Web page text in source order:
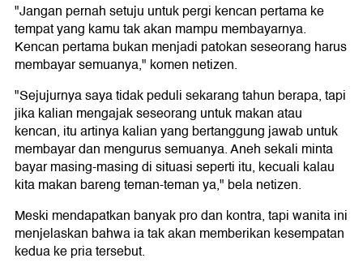
"Jangan pernah setuju untuk pergi kencan pertama ke
tempat yang kamu tak akan mampu membayarnya.
Kencan pertama bukan menjadi patokan seseorang harus
membayar semuanya," komen netizen.
"Sejujurnya saya tidak peduli sekarang tahun berapa, tapi
jika kalian mengajak seseorang untuk makan atau
kencan, itu artinya kalian yang bertanggung jawab untuk
membayar dan mengurus semuanya. Aneh sekali minta
bayar masing-masing di situasi seperti itu, kecuali kalau
kita makan bareng teman-teman ya," bela netizen.
Meski mendapatkan banyak pro dan kontra, tapi wanita ini
menjelaskan bahwa ia tak akan memberikan kesempatan
kedua ke pria tersebut.